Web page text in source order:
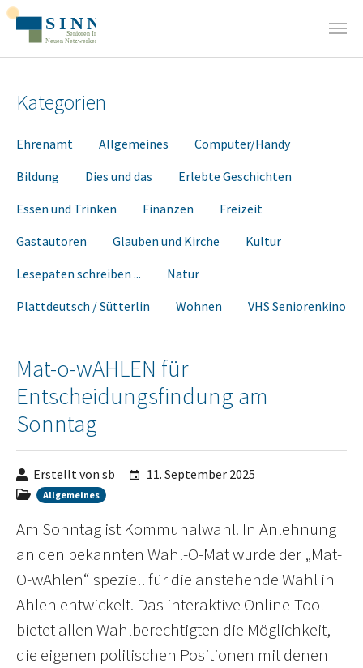
Zum Hauptinhalt springen
Kategorien
Ehrenamt Allgemeines
Computer/Handy
Bildung
Dies und das
Erlebte Geschichten
Essen und Trinken
Finanzen
Freizeit
Gastautoren
Glauben und Kirche
Kultur
Lesepaten schreiben ...
Natur
Plattdeutsch / Sütterlin
Wohnen VHS Seniorenkino
Mat-o-wAHLEN für
Entscheidungsfindung am
Sonntag
Erstellt von sb 11. September 2025
Allgemeines
Am Sonntag ist Kommunalwahl. In Anlehnung
an den bekannten Wahl-O-Mat wurde der „Mat-
O-wAhlen“ speziell für die anstehende Wahl in
Ahlen entwickelt. Das interaktive Online-Tool
bietet allen Wahlberechtigten die Möglichkeit,
die eigenen politischen Positionen mit denen